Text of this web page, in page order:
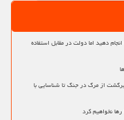
دهید اما دولت در مقابل استفاده
از مرگ در جنگ تا شناسایی با
نخواهیم کرد